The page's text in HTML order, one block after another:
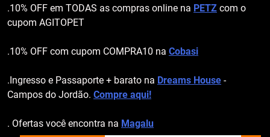
.10% OFF em TODAS as compras online na PETZ com o
cupom AGITOPET
.10% OFF com cupom COMPRA10 na Cobasi
.Ingresso e Passaporte + barato na Dreams House -
Campos do Jordão. Compre aqui!
. Ofertas você encontra na Magalu